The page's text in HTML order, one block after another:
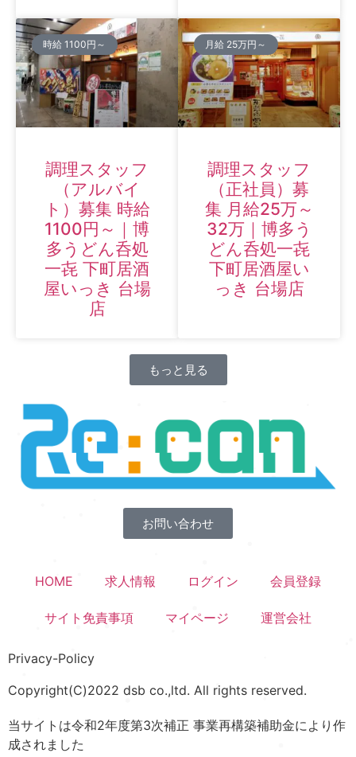
時給 1100円～
調理スタッフ
（アルバイ
ト）募集 時給
1100円～｜博
多うどん呑処
一㐂 下町居酒
屋いっき 台場
店
月給 25万円～
調理スタッフ
（正社員）募
集 月給25万～
32万｜博多う
どん呑処一㐂
下町居酒屋い
っき 台場店
もっと見る
お問い合わせ
HOME 求人情報 ログイン 会員登録
サイト免責事項 マイページ 運営会社
Privacy-Policy
Copyright(C)2022 dsb co.,ltd. All rights reserved.
当サイトは令和2年度第3次補正 事業再構築補助金により作
成されました